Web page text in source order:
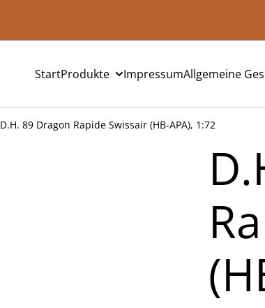
StartProdukte ImpressumAllgemeine
D.H. 89 Dragon Rapide Swissair (HB-APA), 1:72